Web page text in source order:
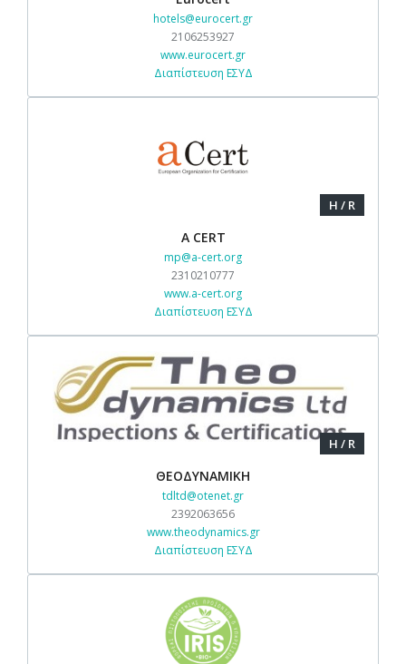
hotels@eurocert.gr
2106253927
www.eurocert.gr
Διαπίστευση ΕΣΥΔ
H / R
A CERT
mp@a-cert.org
2310210777
www.a-cert.org
Διαπίστευση ΕΣΥΔ
H / R
ΘΕΟΔΥΝΑΜΙΚΗ
tdltd@otenet.gr
2392063656
www.theodynamics.gr
Διαπίστευση ΕΣΥΔ